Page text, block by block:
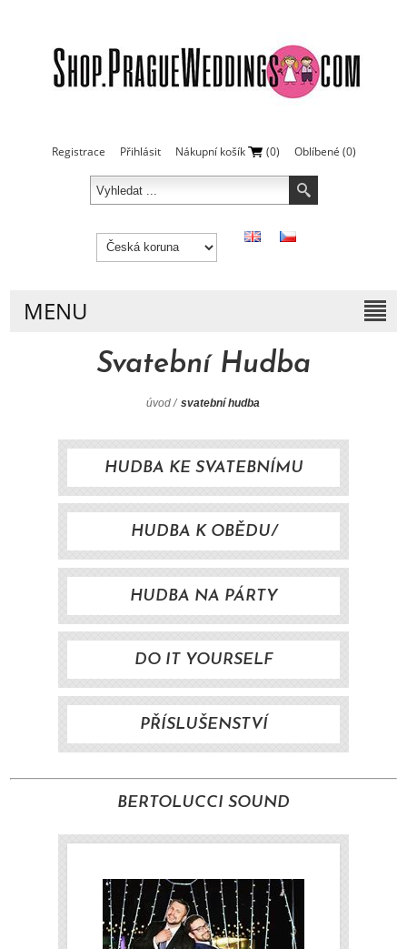
Registrace Přihlásit Nákupní košík (0) Oblíbené (0)
MENU
Svatební Hudba
úvod / svatební hudba
HUDBA KE SVATEBNÍMU
OBŘADU
HUDBA K OBĚDU/
KOKTEJLU/VEČEŘI
HUDBA NA PÁRTY
DO IT YOURSELF
PŘÍSLUŠENSTVÍ
BERTOLUCCI SOUND